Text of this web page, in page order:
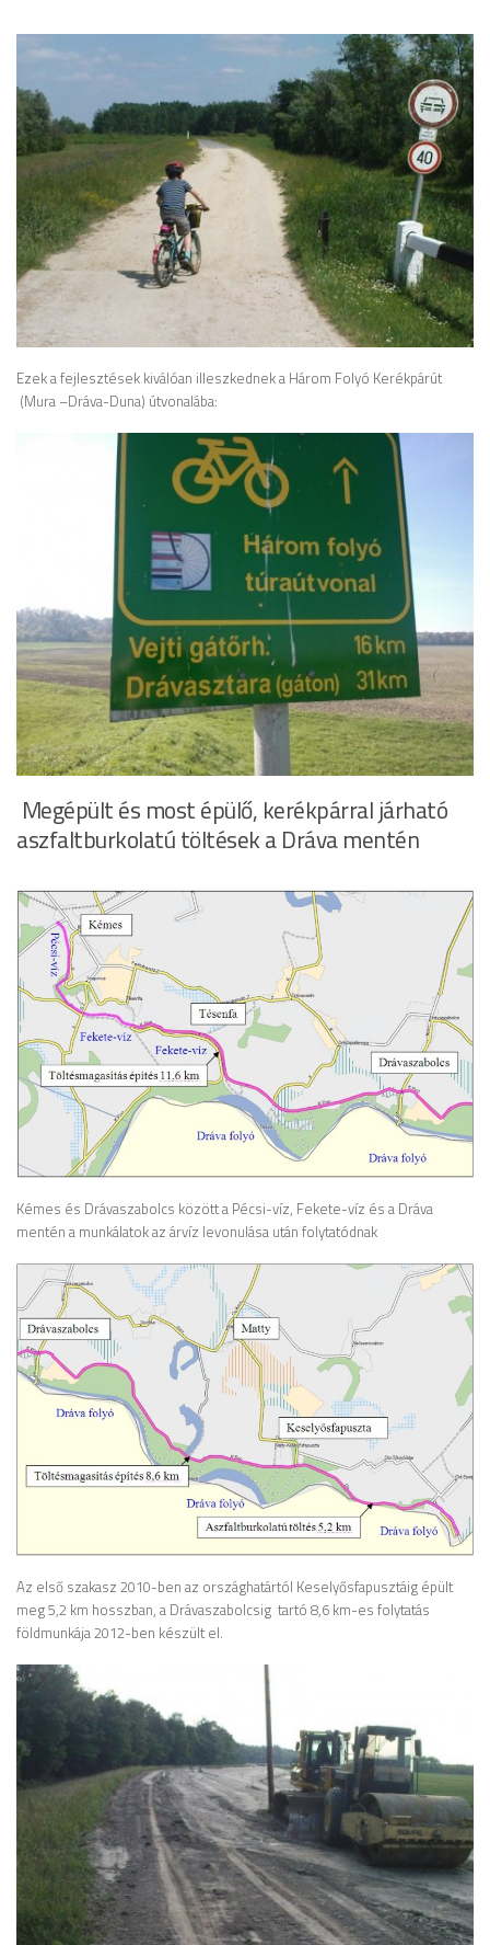
Ezek a fejlesztések kiválóan illeszkednek a Három Folyó Kerékpárút
(Mura –Dráva-Duna) útvonalába:
Megépült és most épülő, kerékpárral járható
aszfaltburkolatú töltések a Dráva mentén
Kémes és Drávaszabolcs között a Pécsi-víz, Fekete-víz és a Dráva
mentén a munkálatok az árvíz levonulása után folytatódnak
Az első szakasz 2010-ben az országhatártól Keselyősfapusztáig épült
meg 5,2 km hosszban, a Drávaszabolcsig tartó 8,6 km-es folytatás
földmunkája 2012-ben készült el.